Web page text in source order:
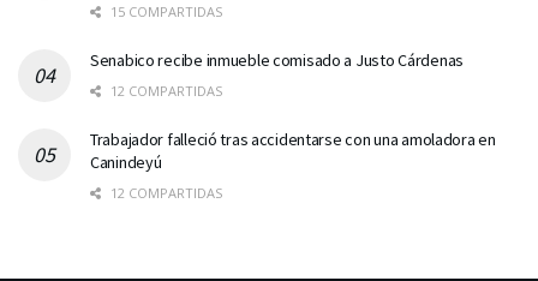
15 COMPARTIDAS
Senabico recibe inmueble comisado a Justo Cárdenas
12 COMPARTIDAS
Trabajador falleció tras accidentarse con una amoladora en
Canindeyú
12 COMPARTIDAS